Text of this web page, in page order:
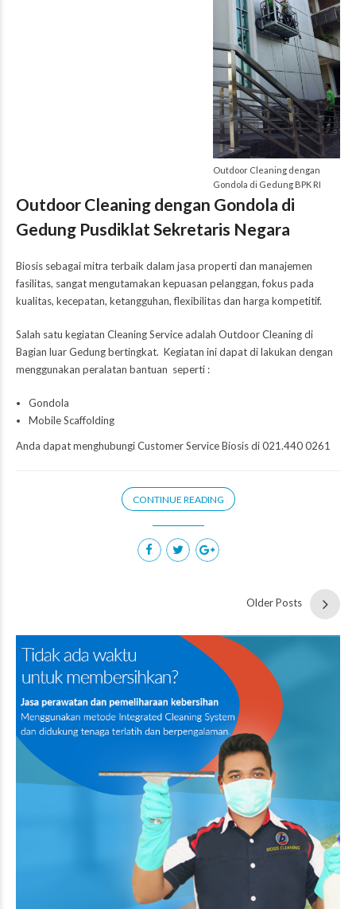
Outdoor Cleaning dengan
Gondola di Gedung BPK RI
Outdoor Cleaning dengan Gondola di
Gedung Pusdiklat Sekretaris Negara
Biosis sebagai mitra terbaik dalam jasa properti dan manajemen
fasilitas, sangat mengutamakan kepuasan pelanggan, fokus pada
kualitas, kecepatan, ketangguhan, flexibilitas dan harga kompetitif.
Salah satu kegiatan Cleaning Service adalah Outdoor Cleaning di
Bagian luar Gedung bertingkat. Kegiatan ini dapat di lakukan dengan
menggunakan peralatan bantuan seperti :
Gondola
Mobile Scaffolding
Anda dapat menghubungi Customer ServiceBiosisdi 021.440 0261
CONTINUE READING
Older Posts